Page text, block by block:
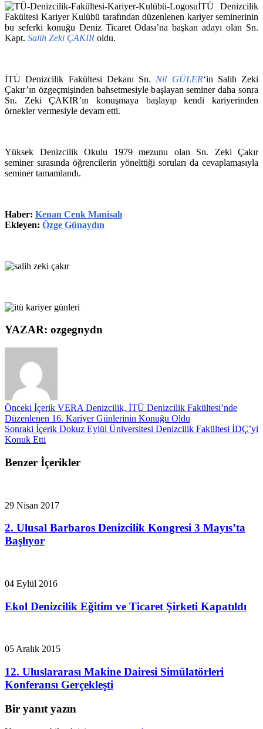
İTÜ Denizcilik
Fakültesi Kariyer Kulübü tarafından düzenlenen kariyer seminerinin
bu seferki konuğu Deniz Ticaret Odası’na başkan adayı olan Sn.
Kapt. Salih Zeki ÇAKIR oldu.
İTÜ Denizcilik Fakültesi Dekanı Sn. Nil GÜLER‘in Salih Zeki
Çakır’ın özgeçmişinden bahsetmesiyle başlayan seminer daha sonra
Sn. Zeki ÇAKIR’ın konuşmaya başlayıp kendi kariyerinden
örnekler vermesiyle devam etti.
Yüksek Denizcilik Okulu 1979 mezunu olan Sn. Zeki Çakır
seminer sırasında öğrencilerin yönelttiği soruları da cevaplamasıyla
seminer tamamlandı.
Haber: Kenan Cenk Manisalı
Ekleyen: Özge Günaydın
YAZAR: ozgegnydn
Önceki İçerik VERA Denizcilik, İTÜ Denizcilik Fakültesi’nde
Düzenlenen 16. Kariyer Günlerinin Konuğu Oldu
Sonraki İçerik Dokuz Eylül Üniversitesi Denizcilik Fakültesi İDÇ’yi
Konuk Etti
Benzer İçerikler
29 Nisan 2017
2. Ulusal Barbaros Denizcilik Kongresi 3 Mayıs’ta
Başlıyor
04 Eylül 2016
Ekol Denizcilik Eğitim ve Ticaret Şirketi Kapatıldı
05 Aralık 2015
12. Uluslararası Makine Dairesi Simülatörleri
Konferansı Gerçekleşti
Bir yanıt yazın